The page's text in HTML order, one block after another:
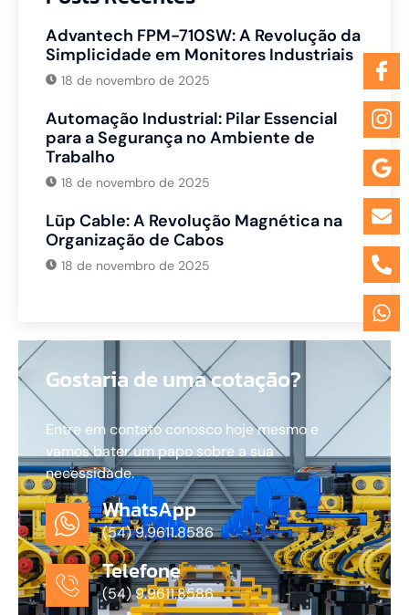
Advantech FPM-710SW: A Revolução da
Simplicidade em Monitores Industriais
18 de novembro de 2025
Automação Industrial: Pilar Essencial
para a Segurança no Ambiente de
Trabalho
18 de novembro de 2025
Lūp Cable: A Revolução Magnética na
Organização de Cabos
18 de novembro de 2025
Gostaria de uma cotação?
Entre em contato conosco hoje mesmo e
vamos bater um papo sobre a sua
necessidade.
WhatsApp
(54) 9.9611.8586
Telefone
(54) 9.9611.8586